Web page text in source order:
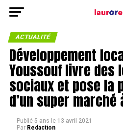
ACTUALITÉ
Développement
Youssouf livre des
sociaux et pose la
d’un super marché
Publié 5 ans le 13 avril 2021
Par Redaction